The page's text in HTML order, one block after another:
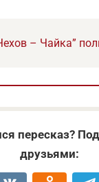
– Чайка”
пересказ?
друзьями: